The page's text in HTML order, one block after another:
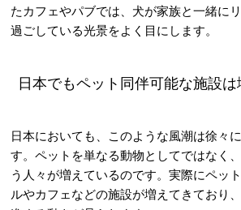
たカフェやパブでは、犬が家族と一緒に
過ごしている光景をよく目にします。
日本でもペット同伴可能な施設は
日本においても、このような風潮は徐々
す。ペットを単なる動物としてではなく
う人々が増えているのです。実際にペッ
ルやカフェなどの施設が増えてきており